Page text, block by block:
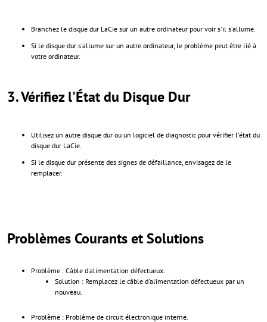
Branchez le disque dur LaCie sur un autre ordinateur pour voir s'il s'allume.
Si le disque dur s'allume sur un autre ordinateur, le problème peut être lié à
votre ordinateur.
3. Vérifiez l'État du Disque Dur
Utilisez un autre disque dur ou un logiciel de diagnostic pour vérifier l'état du
disque dur LaCie.
Si le disque dur présente des signes de défaillance, envisagez de le
remplacer.
Problèmes Courants et Solutions
Problème : Câble d'alimentation défectueux.
Solution : Remplacez le câble d'alimentation défectueux par un
nouveau.
Problème : Problème de circuit électronique interne.